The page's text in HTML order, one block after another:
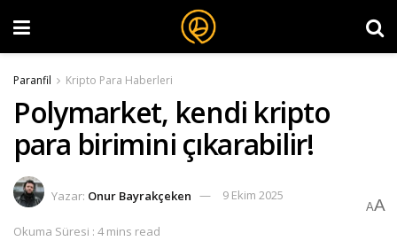
Paranfil Kripto Para Haberleri
Polymarket, kendi kripto
para birimini çıkarabilir!
Yazar: Onur Bayrakçeken 9 Ekim 2025
Okuma Süresi : 4 mins read
AA